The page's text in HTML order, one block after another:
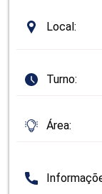
Local:
Turno:
Área: